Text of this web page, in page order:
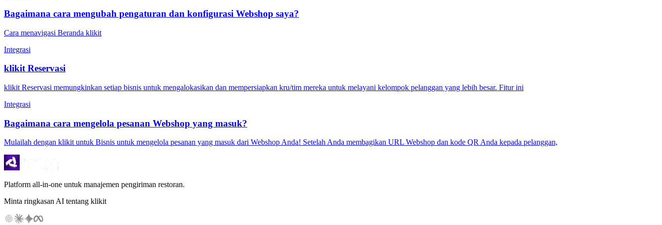
Bagaimana cara mengubah pengaturan dan konfigurasi Webshop saya?
Cara menavigasi Beranda klikit
Integrasi
klikit Reservasi
klikit Reservasi memungkinkan setiap bisnis untuk mengalokasikan dan mempersiapkan kru/tim mereka untuk melayani kelompok pelanggan yang lebih besar. Fitur ini
Integrasi
Bagaimana cara mengelola pesanan Webshop yang masuk?
Mulailah dengan klikit untuk Bisnis untuk mengelola pesanan yang masuk dari Webshop Anda! Setelah Anda membagikan URL Webshop dan kode QR Anda kepada pelanggan,
Platform all-in-one untuk manajemen pengiriman restoran.
Minta ringkasan AI tentang klikit